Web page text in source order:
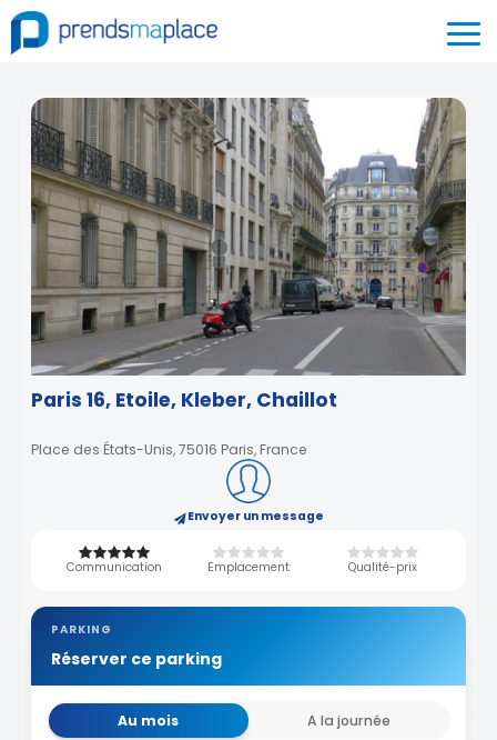
Paris 16, Etoile, Kleber, Chaillot
Place des États-Unis, 75016 Paris, France
Envoyer un message
Communication Emplacement Qualité-prix
PARKING
Réserver ce parking
Au mois
A la journée